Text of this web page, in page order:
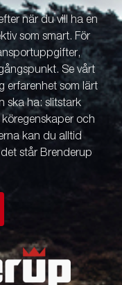
när du vill ha en
som smart. För
Se vårt
erfarenhet som lärt
ska ha: slitstark
och
kan du alltid
står Brenderup